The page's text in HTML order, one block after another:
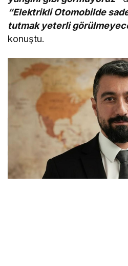
“Elektrikli Otomobilde
tutmak yeterli
konuştu.